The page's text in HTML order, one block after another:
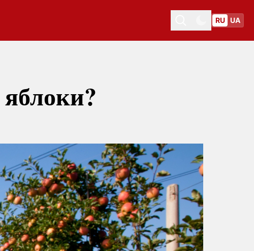
Toggle themeToggle theme
RU UA